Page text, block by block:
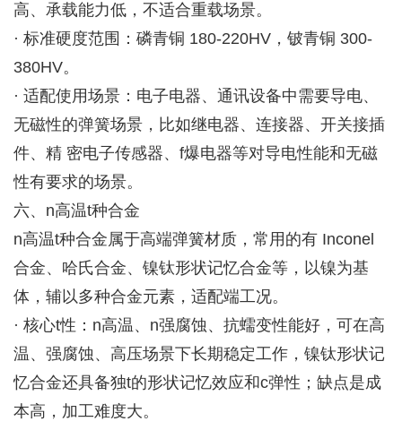
高、承载能力低，不适合重载场景。
· 标准硬度范围：磷青铜 180-220HV，铍青铜 300-
380HV。
· 适配使用场景：电子电器、通讯设备中需要导电、
无磁性的弹簧场景，比如继电器、连接器、开关接插
件、精 密电子传感器、f爆电器等对导电性能和无磁
性有要求的场景。
六、n高温t种合金
n高温t种合金属于高端弹簧材质，常用的有 Inconel
合金、哈氏合金、镍钛形状记忆合金等，以镍为基
体，辅以多种合金元素，适配端工况。
· 核心t性：n高温、n强腐蚀、抗蠕变性能好，可在高
温、强腐蚀、高压场景下长期稳定工作，镍钛形状记
忆合金还具备独t的形状记忆效应和c弹性；缺点是成
本高，加工难度大。